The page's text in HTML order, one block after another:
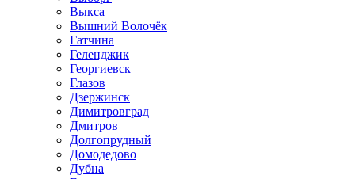
Выкса
Вышний Волочёк
Гатчина
Геленджик
Георгиевск
Глазов
Дзержинск
Димитровград
Дмитров
Долгопрудный
Домодедово
Дубна